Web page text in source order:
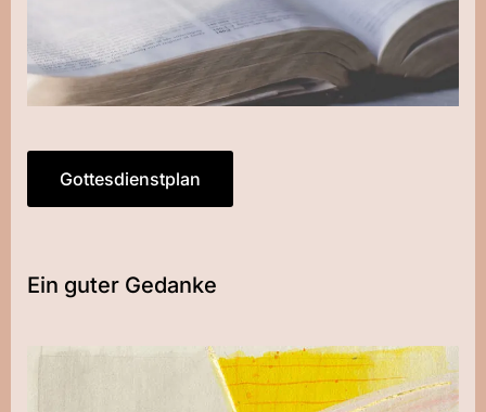
Gottesdienstplan
Ein guter Gedanke